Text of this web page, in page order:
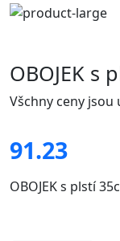
OBOJEK s
Všchny ceny jsou
91.23
OBOJEK s plstí